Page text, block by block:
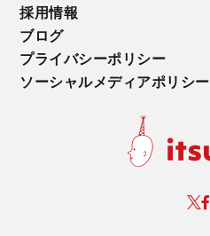
採用情報
ブログ
プライバシーポリシー
ソーシャルメディアポリシー